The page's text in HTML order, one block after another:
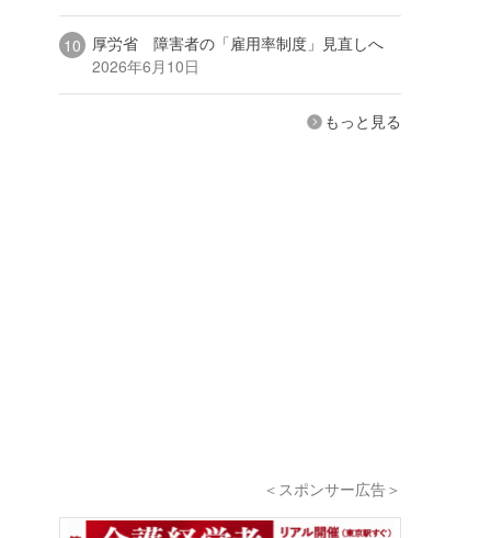
厚労省 障害者の「雇用率制度」見直しへ
2026年6月10日
もっと見る
＜スポンサー広告＞